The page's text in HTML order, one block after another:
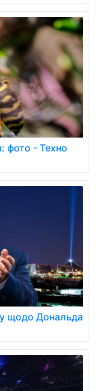
фото - Техно
щодо Дональда